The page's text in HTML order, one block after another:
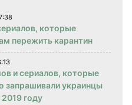
которые
пережить карантин
и сериалов, которые
запрашивали украинцы
году